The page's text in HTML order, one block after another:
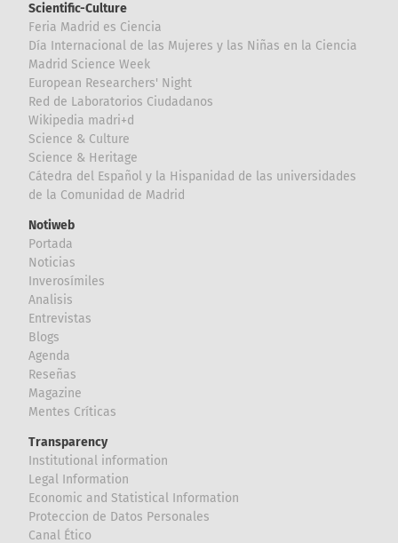
Scientific-Culture
Feria Madrid es Ciencia
Día Internacional de las Mujeres y las Niñas en la Ciencia
Madrid Science Week
European Researchers' Night
Red de Laboratorios Ciudadanos
Wikipedia madri+d
Science & Culture
Science & Heritage
Cátedra del Español y la Hispanidad de las universidades
de la Comunidad de Madrid
Notiweb
Portada
Noticias
Inverosímiles
Analisis
Entrevistas
Blogs
Agenda
Reseñas
Magazine
Mentes Críticas
Transparency
Institutional information
Legal Information
Economic and Statistical Information
Proteccion de Datos Personales
Canal Ético